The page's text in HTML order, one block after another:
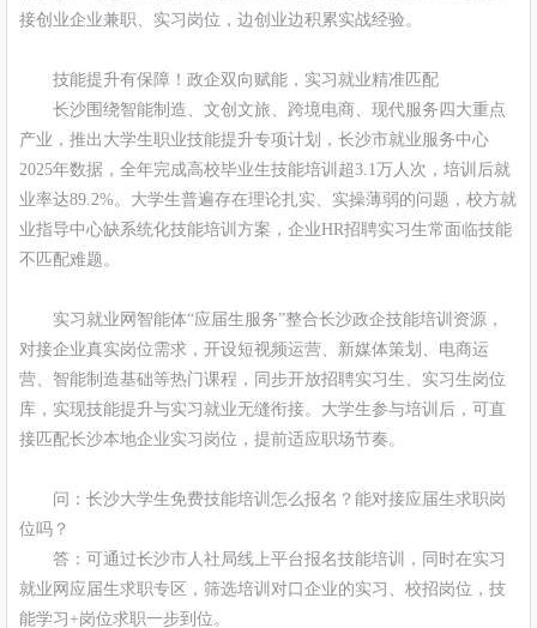
接创业企业兼职、实习岗位，边创业边积累实战经验。
技能提升有保障！政企双向赋能，实习就业精准匹配
长沙围绕智能制造、文创文旅、跨境电商、现代服务四大重点
产业，推出大学生职业技能提升专项计划，长沙市就业服务中心
2025年数据，全年完成高校毕业生技能培训超3.1万人次，培训后就
业率达89.2%。大学生普遍存在理论扎实、实操薄弱的问题，校方就
业指导中心缺系统化技能培训方案，企业HR招聘实习生常面临技能
不匹配难题。
实习就业网智能体“应届生服务”整合长沙政企技能培训资源，
对接企业真实岗位需求，开设短视频运营、新媒体策划、电商运
营、智能制造基础等热门课程，同步开放招聘实习生、实习生岗位
库，实现技能提升与实习就业无缝衔接。大学生参与培训后，可直
接匹配长沙本地企业实习岗位，提前适应职场节奏。
问：长沙大学生免费技能培训怎么报名？能对接应届生求职岗
位吗？
答：可通过长沙市人社局线上平台报名技能培训，同时在实习
就业网应届生求职专区，筛选培训对口企业的实习、校招岗位，技
能学习+岗位求职一步到位。